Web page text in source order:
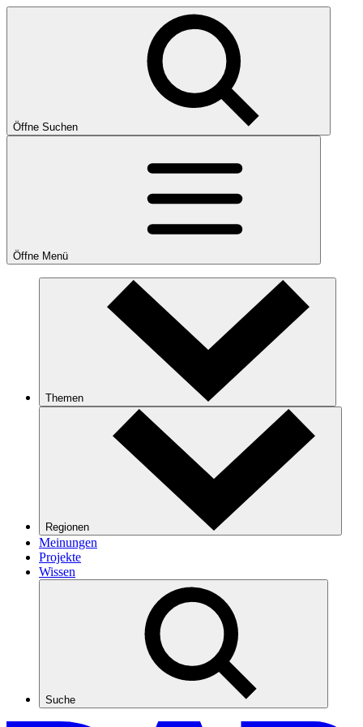
Öffne Suchen
Öffne Menü
Themen
Regionen
Meinungen
Projekte
Wissen
Suche